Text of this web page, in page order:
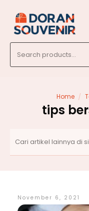
for:
Home /
tips
November 6, 2021